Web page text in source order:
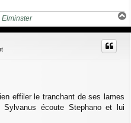
Elminster
u
effiler le tranchant de ses lames
écoute Stephano et lui